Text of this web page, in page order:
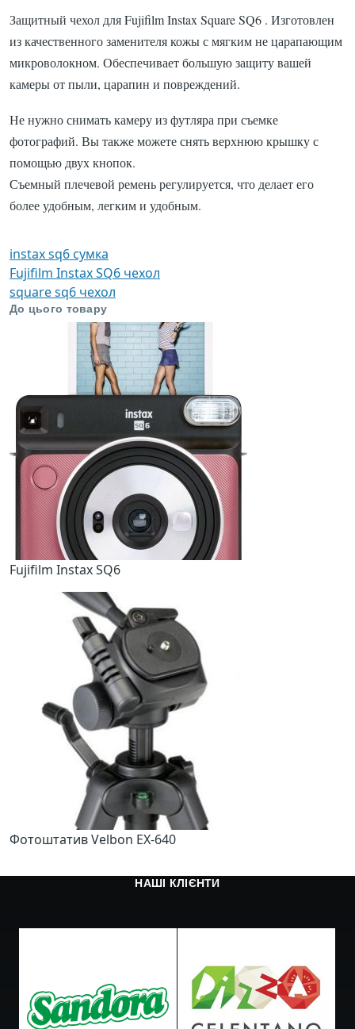
Защитный чехол для Fujifilm Instax Square SQ6 . Изготовлен
из качественного заменителя кожыс мягким не царапающим
микроволокном. Обеспечивает большую защиту вашей
камеры от пыли, царапин и повреждений.
Не нужно снимать камеру из футляра при съемке
фотографий. Вы также можете снять верхнюю крышку с
помощью двух кнопок.
Съемный плечевой ремень регулируется, что делает его
более удобным, легким и удобным.
instax sq6 сумка
Fujifilm Instax SQ6 чехол
square sq6 чехол
До цього товару
Fujifilm Instax SQ6
Фотоштатив Velbon EX-640
Попередній
НАШІ КЛІЄНТИ